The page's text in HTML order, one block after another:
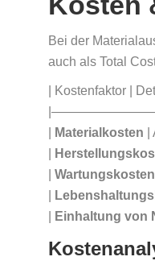
Bei der
auch als Total
| Kostenfaktor |
Materialkosten
Wartungskosten
Einhaltung von